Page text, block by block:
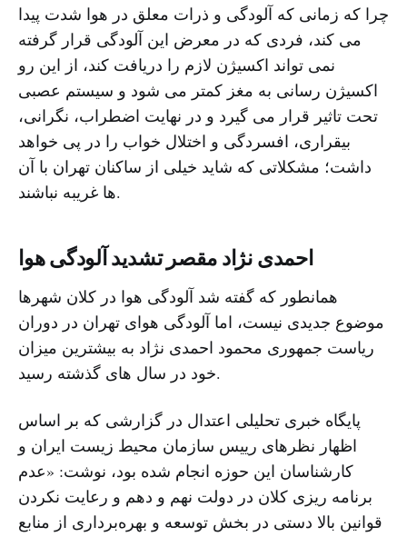
چرا که زمانی که آلودگی و ذرات معلق در هوا شدت پیدا
می کند، فردی که در معرض این آلودگی قرار گرفته
نمی تواند اکسیژن لازم را دریافت کند، از این رو
اکسیژن رسانی به مغز کمتر می شود و سیستم عصبی
تحت تاثیر قرار می گیرد و در نهایت اضطراب، نگرانی،
بیقراری، افسردگی و اختلال خواب را در پی خواهد
داشت؛ مشکلاتی که شاید خیلی از ساکنان تهران با آن
ها غریبه نباشند.
احمدی نژاد مقصر تشدید آلودگی هوا
همانطور که گفته شد آلودگی هوا در کلان شهرها
موضوع جدیدی نیست، اما آلودگی هوای تهران در دوران
ریاست جمهوری محمود احمدی نژاد به بیشترین میزان
خود در سال های گذشته رسید.
پایگاه خبری تحلیلی اعتدال در گزارشی که بر اساس
اظهار نظرهای رییس سازمان محیط زیست ایران و
کارشناسان این حوزه انجام شده بود، نوشت: «عدم
برنامه ریزی کلان در دولت نهم و دهم و رعایت نکردن
قوانین بالا دستی در بخش توسعه و بهره‌برداری از منابع